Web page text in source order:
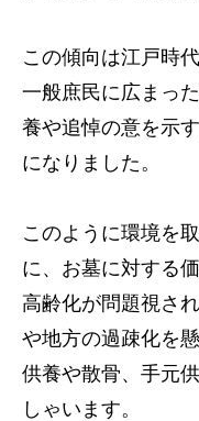
この傾向は江戸時
一般庶民に広まっ
養や追悼の意を示
になりました。
このように環境を
に、お墓に対する
高齢化が問題視さ
や地方の過疎化を
供養や散骨、手元
しゃいます。